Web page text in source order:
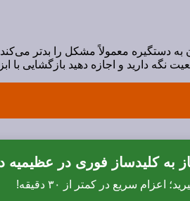
به دستگیره معمولاً مشکل را بدتر
نگه دارید و اجازه دهید بازگشایی با
به کلیدساز فوری در عظیمیه
اعزام سریع در کمتر از ۳۰ دقیقه!